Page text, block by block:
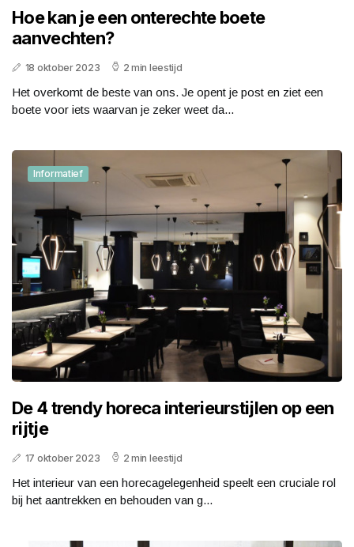
Hoe kan je een onterechte boete
aanvechten?
18 oktober 2023 2 min leestijd
Het overkomt de beste van ons. Je opent je post en ziet een
boete voor iets waarvan je zeker weet da...
Informatief
De 4 trendy horeca interieurstijlen op een
rijtje
17 oktober 2023 2 min leestijd
Het interieur van een horecagelegenheid speelt een cruciale rol
bij het aantrekken en behouden van g...